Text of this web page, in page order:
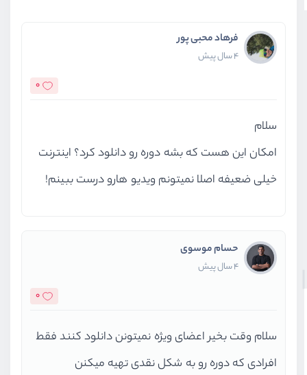
فرهاد محبی پور
4 سال پیش
0
سلام
امکان این هست که بشه دوره رو دانلود کرد؟ اینترنت
خیلی ضعیفه اصلا نمیتونم ویدیو هارو درست ببینم!
حسام موسوی
4 سال پیش
0
سلام وقت بخیر اعضای ویژه نمیتونن دانلود کنند فقط
افرادی که دوره رو به شکل نقدی تهیه میکنن